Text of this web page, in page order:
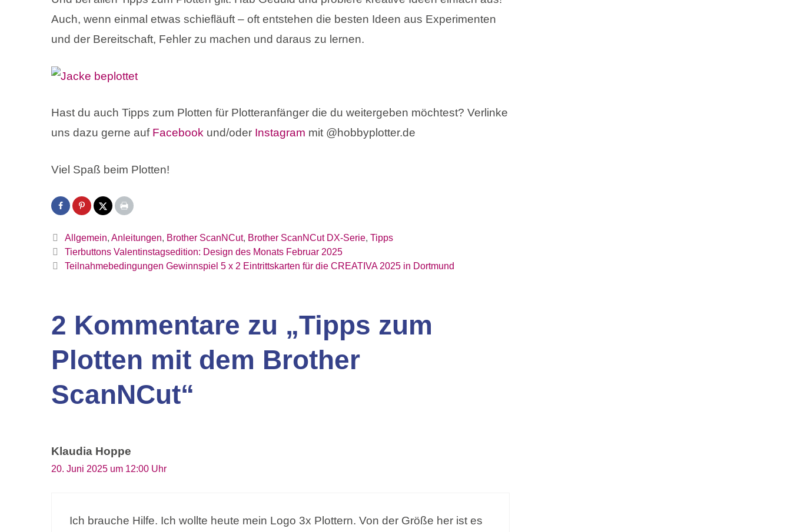
Auch, wenn einmal etwas schiefläuft – oft entstehen die besten Ideen aus Experimenten
und der Bereitschaft, Fehler zu machen und daraus zu lernen.
Hast du auch Tipps zum Plotten für Plotteranfänger die du weitergeben möchtest? Verlinke
uns dazu gerne auf Facebook und/oder Instagram mit @hobbyplotter.de
Viel Spaß beim Plotten!
Kategorien
Allgemein, Anleitungen, Brother ScanNCut, Brother ScanNCut DX-Serie, Tipps
Tierbuttons Valentinstagsedition: Design des Monats Februar 2025
Teilnahmebedingungen Gewinnspiel 5 x 2 Eintrittskarten für die CREATIVA 2025 in Dortmund
2 Kommentare zu „Tipps zum
Plotten mit dem Brother
ScanNCut“
Klaudia Hoppe
20. Juni 2025 um 12:00 Uhr
Ich brauche Hilfe. Ich wollte heute mein Logo 3x Plottern. Von der Größe her ist es